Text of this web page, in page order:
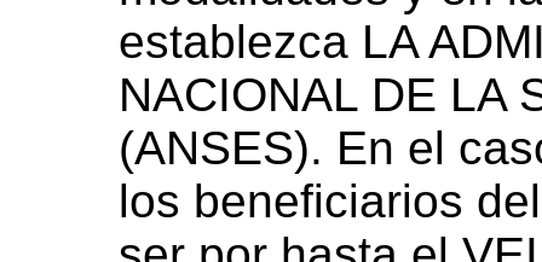
establezca LA
NACIONAL DE LA
(ANSES). En el
los beneficiarios